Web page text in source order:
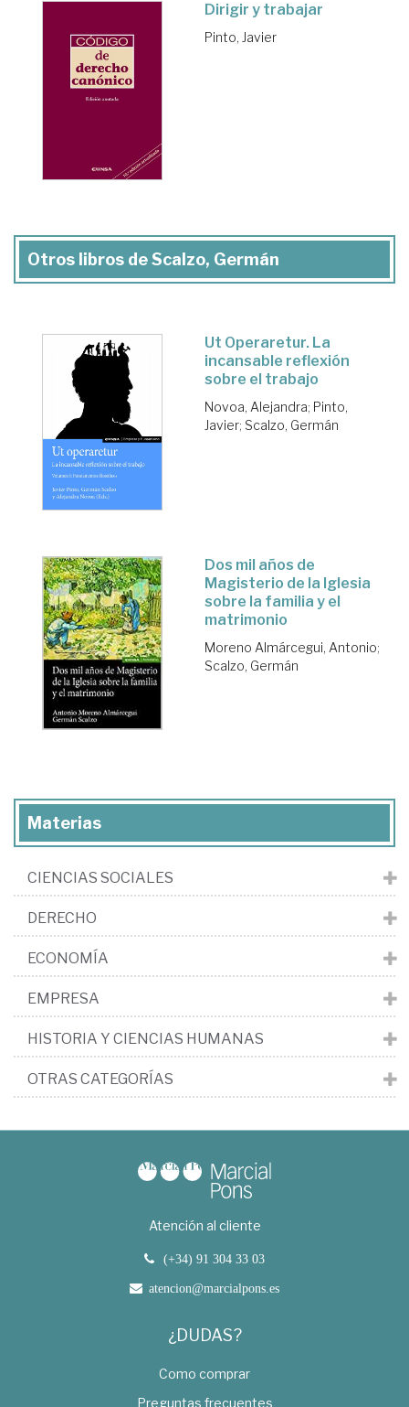
Dirigir y trabajar
Pinto, Javier
Otros libros de Scalzo, Germán
Ut Operaretur. La
incansable reflexión
sobre el trabajo
Novoa, Alejandra; Pinto,
Javier; Scalzo, Germán
Dos mil años de
Magisterio de la Iglesia
sobre la familia y el
matrimonio
Moreno Almárcegui, Antonio;
Scalzo, Germán
Materias
CIENCIAS SOCIALES
DERECHO
ECONOMÍA
EMPRESA
HISTORIA Y CIENCIAS HUMANAS
OTRAS CATEGORÍAS
Atención al cliente
(+34) 91 304 33 03
atencion@marcialpons.es
¿DUDAS?
Como comprar
Preguntas frecuentes